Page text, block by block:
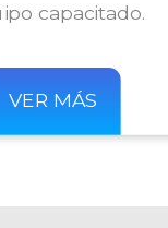
capacitado.
VER MÁS